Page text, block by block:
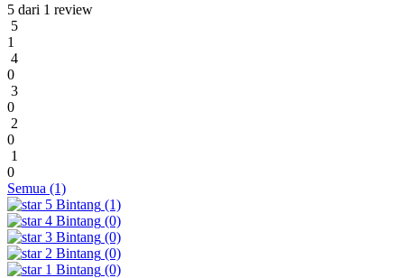
5 dari 1 review
5
1
4
0
3
0
2
0
1
0
Semua (1)
5 Bintang (1)
4 Bintang (0)
3 Bintang (0)
2 Bintang (0)
1 Bintang (0)